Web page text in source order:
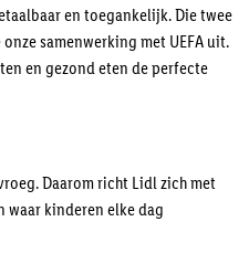
en toegankelijk. Die twee
samenwerking met UEFA uit.
en gezond eten de perfecte
Daarom richt Lidl zich met
waar kinderen elke dag